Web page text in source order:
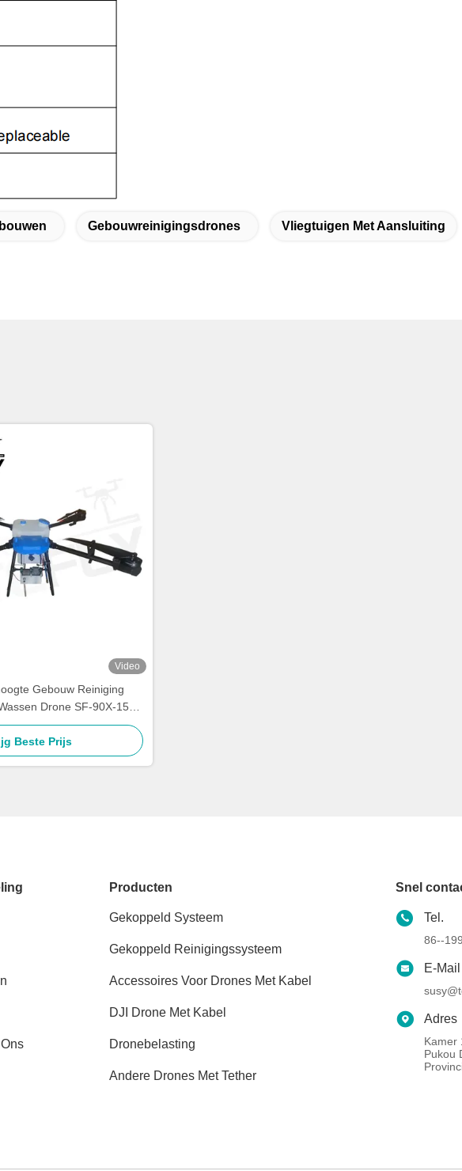
Gebouwreinigingsdrones Vliegtuigen Met Aansluiting
Video
Gebouw Reiniging
Drone SF-90X-150
Kitefly
Beste Prijs
Producten
Gekoppeld Systeem
Gekoppeld Reinigingssysteem
Accessoires Voor Drones Met Kabel
DJI Drone Met Kabel
Dronebelasting
Andere Drones Met Tether
Snel
Tel.
86--
E-Mail
Adres
Kamer
Pukou